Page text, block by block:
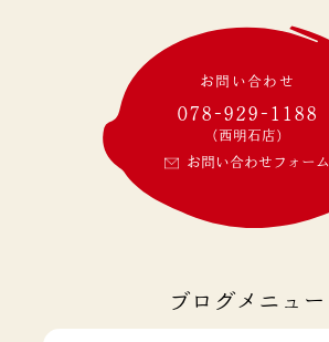
お問い合わせ
078-929-1188
(西明石店)
お問い合わせフォーム
ブログメニュー